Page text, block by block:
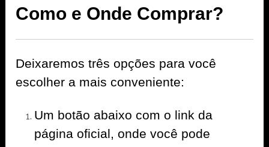
Como e Onde Comprar?
Deixaremos três opções para você
escolher a mais conveniente:
Um botão abaixo com o link da
página oficial, onde você pode